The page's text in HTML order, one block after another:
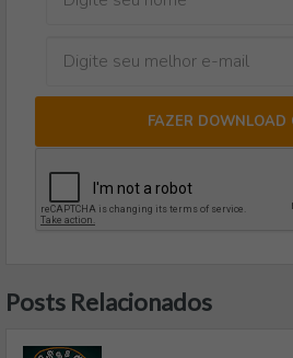
FAZER DOWNLOAD
Posts Relacionados